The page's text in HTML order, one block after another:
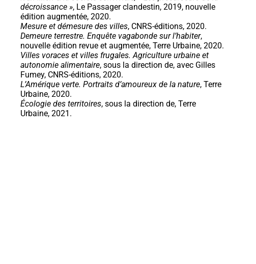
décroissance », Le Passager clandestin, 2019, nouvelle
édition augmentée, 2020.
Mesure et démesure des villes, CNRS-éditions, 2020.
Demeure terrestre. Enquête vagabonde sur l’habiter,
nouvelle édition revue et augmentée, Terre Urbaine, 2020.
Villes voraces et villes frugales. Agriculture urbaine et
autonomie alimentaire, sous la direction de, avec Gilles
Fumey, CNRS-éditions, 2020.
L’Amérique verte. Portraits d’amoureux de la nature, Terre
Urbaine, 2020.
Écologie des territoires, sous la direction de, Terre
Urbaine, 2021.